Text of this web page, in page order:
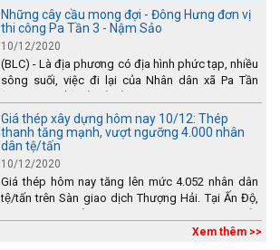
Lào Cai.
Những cây cầu mong đợi - Đông Hưng đơn vị
thi công Pa Tần 3 - Nậm Sảo
10/12/2020
(BLC) - Là địa phương có địa hình phức tạp, nhiều
sông suối, việc đi lại của Nhân dân xã Pa Tần
lũ....
Giá thép xây dựng hôm nay 10/12: Thép
thanh tăng mạnh, vượt ngưỡng 4.000 nhân
dân tệ/tấn
10/12/2020
Giá thép hôm nay tăng lên mức 4.052 nhân dân
tệ/tấn trên Sàn giao dịch Thượng Hải. Tại Ấn Độ,
Xem thêm >>